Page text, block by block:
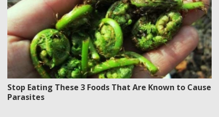
Stop Eating These 3 Foods That Are Known to Cause
Parasites